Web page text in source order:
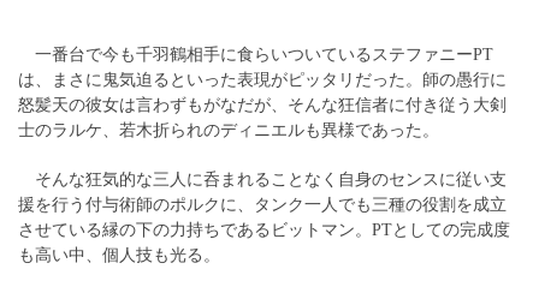
一番台で今も千羽鶴相手に食らいついているステファニーPT
は、まさに鬼気迫るといった表現がピッタリだった。師の愚行に
怒髪天の彼女は言わずもがなだが、そんな狂信者に付き従う大剣
士のラルケ、若木折られのディニエルも異様であった。
そんな狂気的な三人に呑まれることなく自身のセンスに従い支
援を行う付与術師のポルクに、タンク一人でも三種の役割を成立
させている縁の下の力持ちであるビットマン。PTとしての完成度
も高い中、個人技も光る。